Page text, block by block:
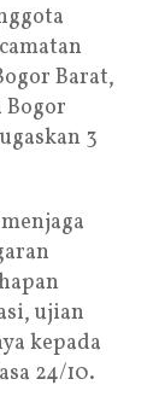
Barat,
Bogor
3
ujian
kepada
24/10.